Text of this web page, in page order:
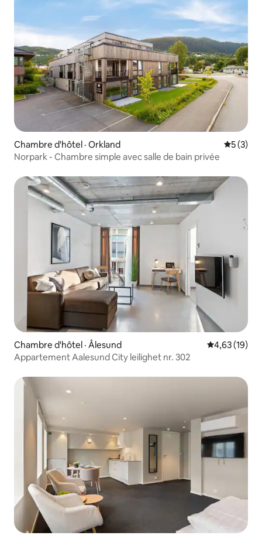
Chambre d'hôtel · Orkland Note
5 (3)
Norpark - Chambre simple avec salle de bain privée
Chambre d'hôtel · Ålesund Note
4,63 (19)
Appartement Aalesund City leilighet nr. 302